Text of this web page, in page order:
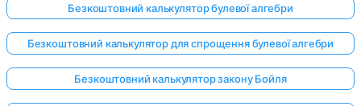
Безкоштовний калькулятор булевої алгебри
Безкоштовний калькулятор для спрощення булевої алгебри
Безкоштовний калькулятор закону Бойля